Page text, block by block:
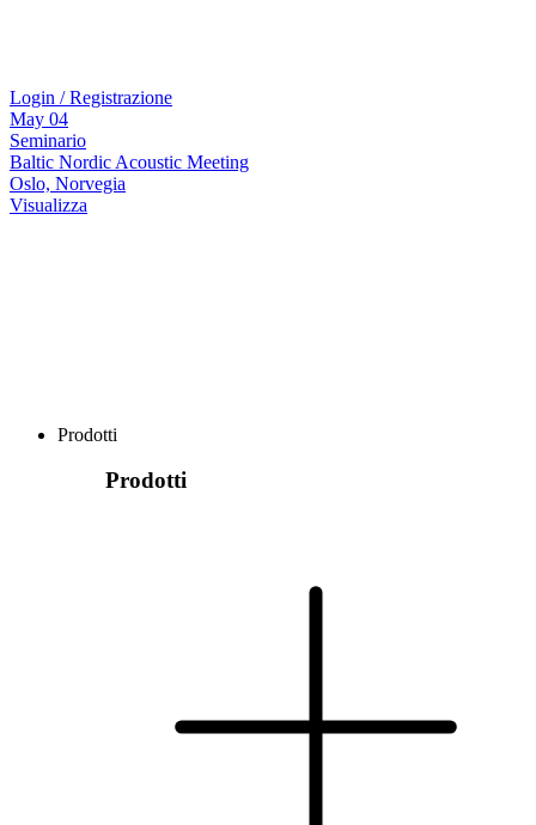
Login / Registrazione
May 04
Seminario
Baltic Nordic Acoustic Meeting
Oslo, Norvegia
Visualizza
Prodotti
Prodotti